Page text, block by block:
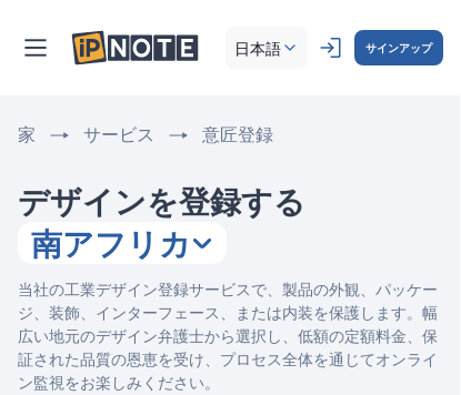
日本語 サインアップ
家 サービス 意匠登録
デザインを登録する
南アフリカ
当社の工業デザイン登録サービスで、製品の外観、パッケー
ジ、装飾、インターフェース、または内装を保護します。幅
広い地元のデザイン弁護士から選択し、低額の定額料金、保
証された品質の恩恵を受け、プロセス全体を通じてオンライ
ン監視をお楽しみください。